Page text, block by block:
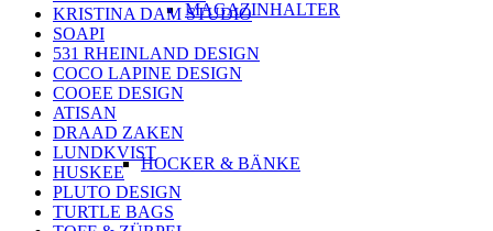
MAGAZINHALTER
HOCKER & BÄNKE
KRISTINA DAM STUDIO
SOAPI
531 RHEINLAND DESIGN
COCO LAPINE DESIGN
COOEE DESIGN
ATISAN
DRAAD ZAKEN
LUNDKVIST
HUSKEE
PLUTO DESIGN
TURTLE BAGS